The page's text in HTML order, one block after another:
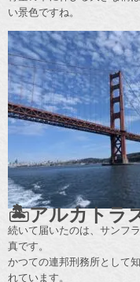
い景色ですね。
🏝️アルカトラ
続いて届いたのは、サンフ
真です。
かつての連邦刑務所として
れています。